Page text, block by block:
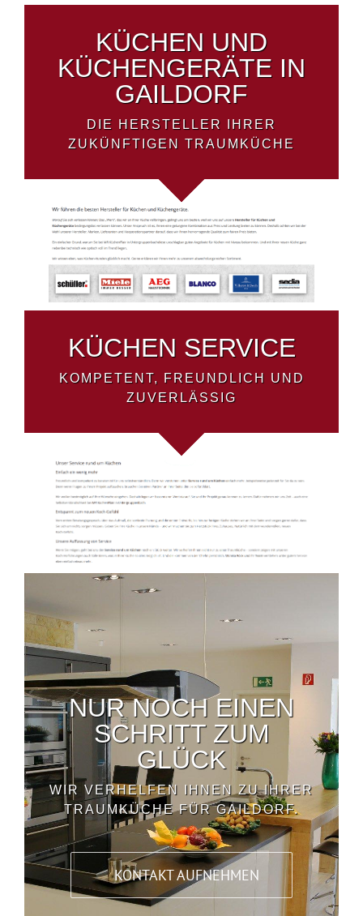
KÜCHEN UND
KÜCHENGERÄTE IN
GAILDORF
DIE HERSTELLER IHRER
ZUKÜNFTIGEN TRAUMKÜCHE
KÜCHEN SERVICE
KOMPETENT, FREUNDLICH UND
ZUVERLÄSSIG
NUR NOCH EINEN
SCHRITT ZUM
GLÜCK
WIR VERHELFEN IHNEN ZU IHRER
TRAUMKÜCHE FÜR GAILDORF.
KONTAKT AUFNEHMEN